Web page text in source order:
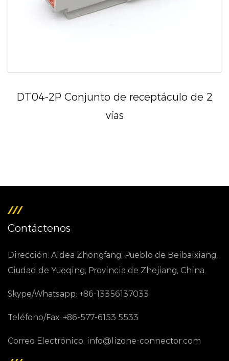
DT04-2P Conjunto de receptáculo de 2
vías
Contáctenos
Dirección: Aldea Zhongfang, Pueblo de Beibaixiang,
Ciudad de Yueqing, Provincia de Zhejiang, China.
Skype/Whatsapp: +86-13356137033
Teléfono/Fax: +86-577-6153 5533
Correo Electrónico: info@lizone-connector.com